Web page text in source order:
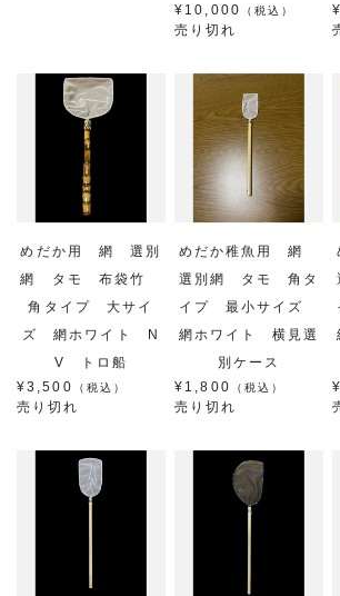
¥10,000
（税込）
売り切れ
めだか用 網 選別
網 タモ 布袋竹
角タイプ 大サイ
ズ 網ホワイト N
V トロ船
¥3,500
（税込）
売り切れ
めだか稚魚用 網
選別網 タモ 角タ
イプ 最小サイズ
網ホワイト 横見選
別ケース
¥1,800
（税込）
売り切れ